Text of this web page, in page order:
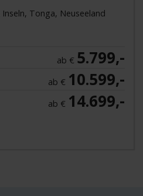
Tonga, Neuseeland
ab € 5.799,-
ab € 10.599,-
ab € 14.699,-